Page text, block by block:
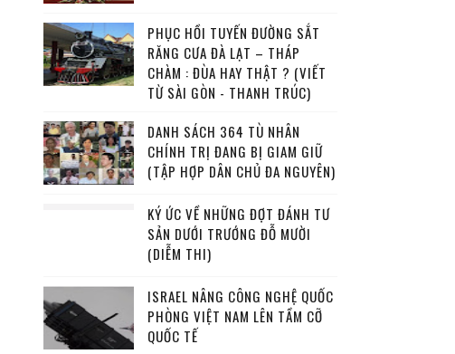
PHỤC HỒI TUYẾN ĐƯỜNG SẮT
RĂNG CƯA ĐÀ LẠT – THÁP
CHÀM : ĐÙA HAY THẬT ? (VIẾT
TỪ SÀI GÒN - THANH TRÚC)
DANH SÁCH 364 TÙ NHÂN
CHÍNH TRỊ ĐANG BỊ GIAM GIỮ
(TẬP HỢP DÂN CHỦ ĐA NGUYÊN)
KÝ ỨC VỀ NHỮNG ĐỢT ĐÁNH TƯ
SẢN DƯỚI TRƯỚNG ĐỖ MƯỜI
(DIỄM THI)
ISRAEL NÂNG CÔNG NGHỆ QUỐC
PHÒNG VIỆT NAM LÊN TẦM CỠ
QUỐC TẾ